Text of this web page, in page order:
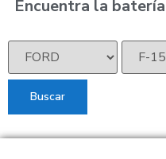
Encuentra la
Buscar